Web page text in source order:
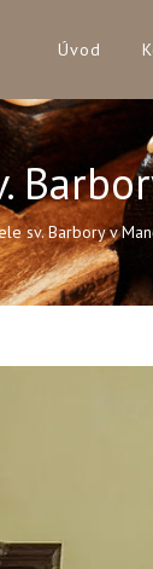
Úvod
sv. Barbory v